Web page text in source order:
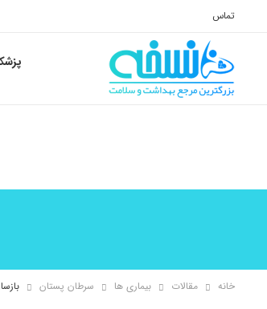
تماس
خانه مقالات بیماری ها سرطان پستان